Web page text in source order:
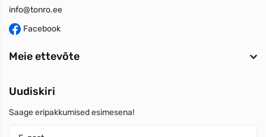
info@tonro.ee
Facebook
Meie ettevõte
Uudiskiri
Saage eripakkumised esimesena!